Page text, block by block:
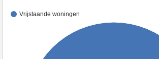
Vrijstaande woningen